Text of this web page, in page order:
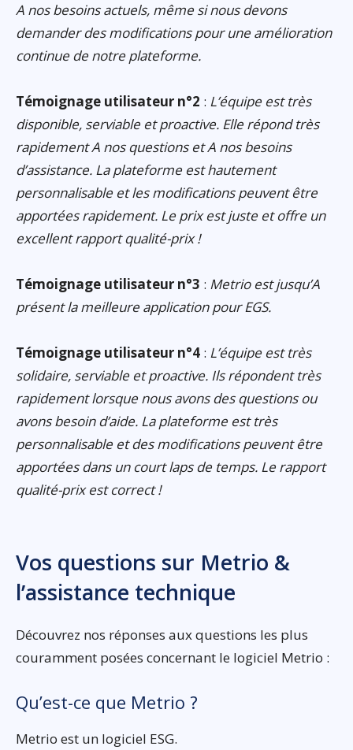
A nos besoins actuels, même si nous devons
demander des modifications pour une amélioration
continue de notre plateforme.
Témoignage utilisateur n°2 : L’équipe est très
disponible, serviable et proactive. Elle répond très
rapidement A nos questions et A nos besoins
d’assistance. La plateforme est hautement
personnalisable et les modifications peuvent être
apportées rapidement. Le prix est juste et offre un
excellent rapport qualité-prix !
Témoignage utilisateur n°3 : Metrio est jusqu’A
présent la meilleure application pour EGS.
Témoignage utilisateur n°4 : L’équipe est très
solidaire, serviable et proactive. Ils répondent très
rapidement lorsque nous avons des questions ou
avons besoin d’aide. La plateforme est très
personnalisable et des modifications peuvent être
apportées dans un court laps de temps. Le rapport
qualité-prix est correct !
Vos questions sur Metrio &
l’assistance technique
Découvrez nos réponses aux questions les plus
couramment posées concernant le logiciel Metrio :
Qu’est-ce que Metrio ?
Metrio est un logiciel ESG.